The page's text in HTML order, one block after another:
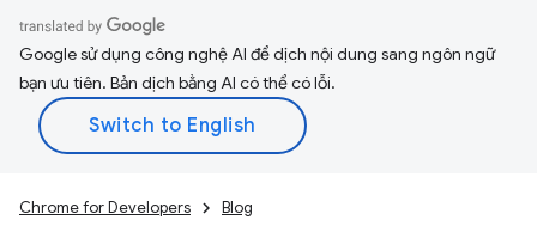
Google sử dụng công nghệ AI để dịch nội dung sang ngôn ngữ
bạn ưu tiên. Bản dịch bằng AI có thể có lỗi.
Chrome for Developers Blog